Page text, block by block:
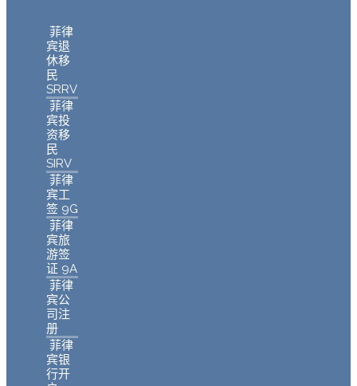
菲律
宾退
休移
民
SRRV
菲律
宾投
资移
民
SIRV
菲律
宾工
签 9G
菲律
宾旅
游签
证 9A
菲律
宾公
司注
册
菲律
宾银
行开